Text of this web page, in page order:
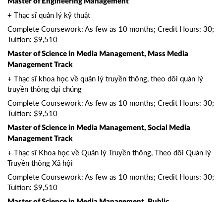
+ Thạc sĩ quản lý kỹ thuật
Complete Coursework: As few as 10 months; Credit Hours: 30;
Tuition: $9,510
Master of Science in Media Management, Mass Media
Management Track
+ Thạc sĩ khoa học về quản lý truyền thông, theo dõi quản lý
truyền thông đại chúng
Complete Coursework: As few as 10 months; Credit Hours: 30;
Tuition: $9,510
Master of Science in Media Management, Social Media
Management Track
+ Thạc sĩ Khoa học về Quản lý Truyền thông, Theo dõi Quản lý
Truyền thông Xã hội
Complete Coursework: As few as 10 months; Credit Hours: 30;
Tuition: $9,510